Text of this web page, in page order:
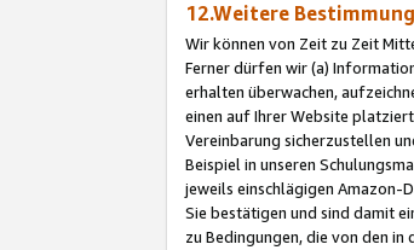
12.Weitere
Wir können von Zeit zu Zeit
Ferner dürfen wir (a)
erhalten überwachen,
einen auf Ihrer Website
Vereinbarung sicherzustellen
Beispiel in unseren
jeweils einschlägigen Amazon-
Sie bestätigen und sind damit
zu Bedingungen, die von den